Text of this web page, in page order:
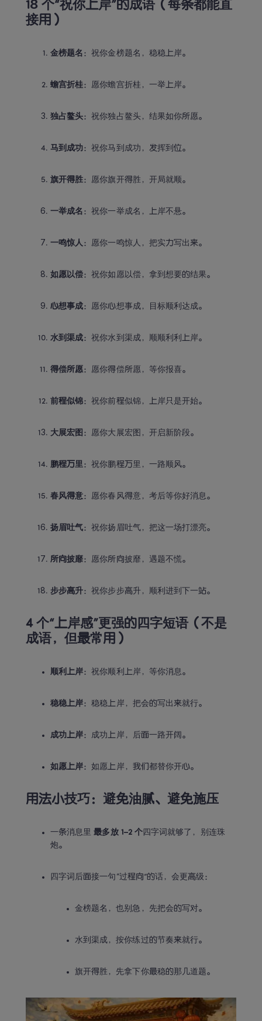
18 个“祝你上岸”的成语（每条都能直
接用）
金榜题名 ：祝你金榜题名，稳稳上岸。
蟾宫折桂：愿你蟾宫折桂，一举上岸。
独占鳌头：祝你独占鳌头，结果如你所愿。
马到成功：祝你马到成功，发挥到位。
旗开得胜：愿你旗开得胜，开局就顺。
一举成名 ：祝你一举成名，上岸不悬。
一鸣惊人：愿你一鸣惊人，把实力写出来。
如愿以偿：祝你如愿以偿，拿到想要的结果。
心想事成：愿你心想事成，目标顺利达成。
水到渠成：祝你水到渠成，顺顺利利上岸。
得偿所愿：愿你得偿所愿，等你报喜。
前程似锦：祝你前程似锦，上岸只是开始。
大展宏图 ：愿你大展宏图，开启新阶段。
鹏程万里：祝你鹏程万里，一路顺风。
春风得意：愿你春风得意，考后等你好消息。
扬眉吐气：祝你扬眉吐气，把这一场打漂亮。
所向披靡：愿你所向披靡，遇题不慌。
步步高升：祝你步步高升，顺利进到下一站。
4 个“上岸感”更强的四字短语（不是
成语，但最常用）
顺利上岸：祝你顺利上岸，等你消息。
稳稳上岸：稳稳上岸，把会的写出来就行。
成功上岸：成功上岸，后面一路开阔。
如愿上岸：如愿上岸，我们都替你开心。
用法小技巧：避免油腻、避免施压
一条消息里 最多放 1–2 个 四字词就够了，别连珠
炮。
四字词后面接一句“过程向”的话，会更高级：
金榜题名，也别急，先把会的写对。
水到渠成，按你练过的节奏来就行。
旗开得胜，先拿下你最稳的那几道题。